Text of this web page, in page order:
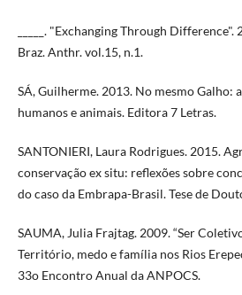
_____. "Exchanging Through
Braz. Anthr. vol.15, n.1.
SÁ, Guilherme. 2013. No mesmo Galho:
humanos e animais. Editora 7 Letras.
SANTONIERI, Laura Rodrigues. 2015.
conservação ex situ: reflexões sobre
do caso da Embrapa-Brasil. Tese de
SAUMA, Julia Frajtag. 2009. “Ser
Território, medo e família nos Rios
33o Encontro Anual da ANPOCS.